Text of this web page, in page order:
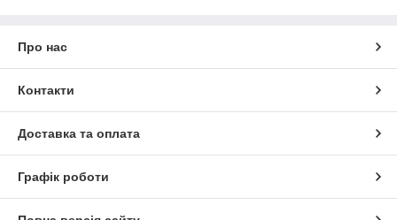
Про нас
Контакти
Доставка та оплата
Графік роботи